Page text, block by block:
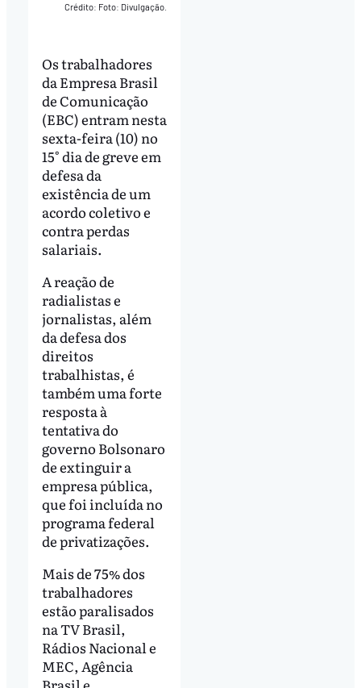
Crédito: Foto: Divulgação.
Os trabalhadores
da Empresa Brasil
de Comunicação
(EBC) entram nesta
sexta-feira (10) no
15° dia de greve em
defesa da
existência de um
acordo coletivo e
contra perdas
salariais.
A reação de
radialistas e
jornalistas, além
da defesa dos
direitos
trabalhistas, é
também uma forte
resposta à
tentativa do
governo Bolsonaro
de extinguir a
empresa pública,
que foi incluída no
programa federal
de privatizações.
Mais de 75% dos
trabalhadores
estão paralisados
na TV Brasil,
Rádios Nacional e
MEC, Agência